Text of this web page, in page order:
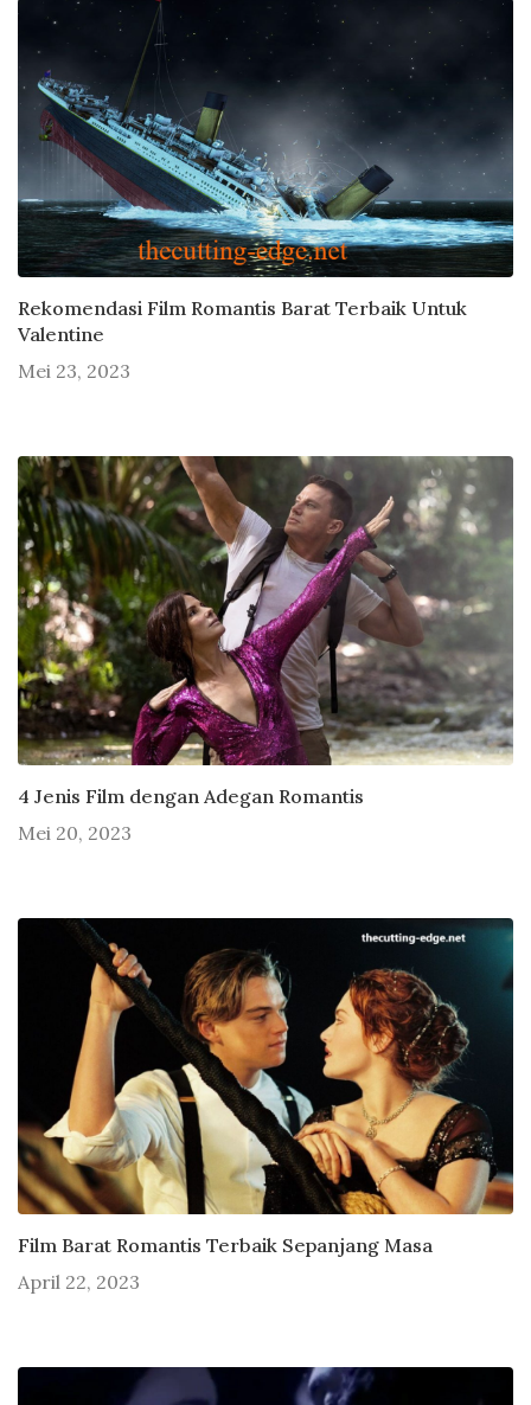
Rekomendasi Film Romantis Barat Terbaik Untuk
Valentine
Mei 23, 2023
4 Jenis Film dengan Adegan Romantis
Mei 20, 2023
Film Barat Romantis Terbaik Sepanjang Masa
April 22, 2023